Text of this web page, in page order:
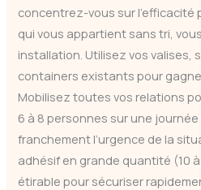
concentrez-vous sur l’efficacité
qui vous appartient sans tri,
installation. Utilisez vos valises,
containers existants pour
Mobilisez toutes vos relations
6 à 8 personnes sur une
franchement l’urgence de la
adhésif en grande quantité (10
étirable pour sécuriser